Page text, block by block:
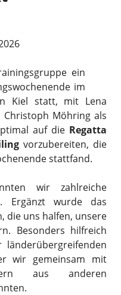
ein
im
Kiel statt, mit Lena
Möhring als
auf die Regatta
vorzubereiten, die
stattfand.
wir zahlreiche
Ergänzt wurde das
die uns halfen, unsere
Besonders hilfreich
wir gemeinsam mit
aus anderen